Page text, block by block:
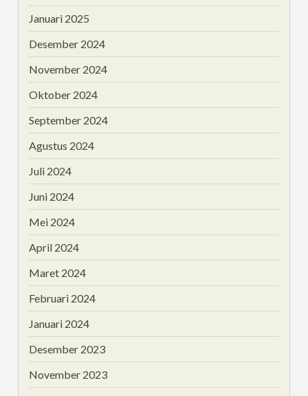
Januari 2025
Desember 2024
November 2024
Oktober 2024
September 2024
Agustus 2024
Juli 2024
Juni 2024
Mei 2024
April 2024
Maret 2024
Februari 2024
Januari 2024
Desember 2023
November 2023